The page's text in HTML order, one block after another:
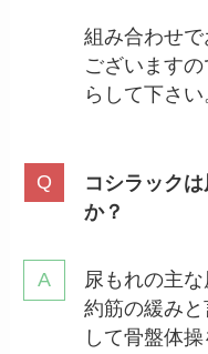
組み合わせ
ございます
らして下さい
コシラック
か？
尿もれの主
約筋の緩み
して骨盤体